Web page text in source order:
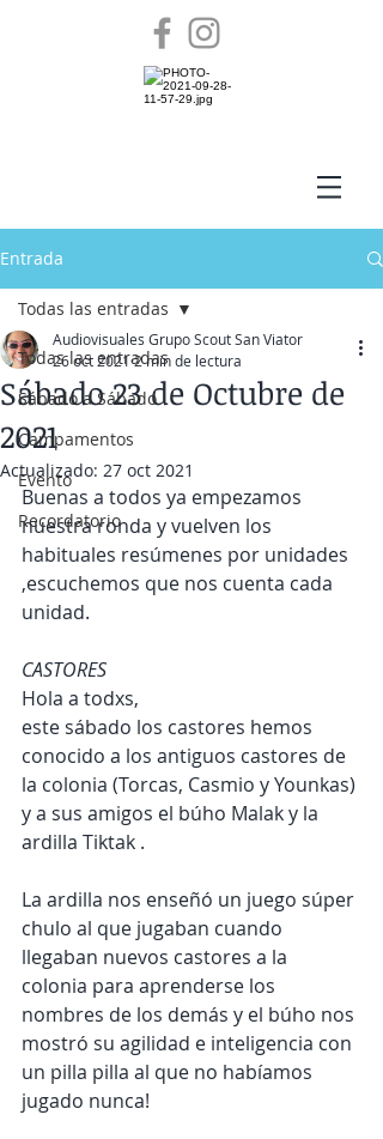
Entrada
Todas las entradas
Sábado a Sábado
Campamentos
Evento
Recordatorio
Todas las entradas
Sábado 23 de Octubre de
2021
Audiovisuales Grupo Scout San Viator
26 oct 20212 min de lectura
Actualizado: 27 oct 2021
Buenas a todos ya empezamos
nuestra ronda y vuelven los
habituales resúmenes por unidades
,escuchemos que nos cuenta cada
unidad.
CASTORES
Hola a todxs,
este sábado los castores hemos
conocido a los antiguos castores de
la colonia (Torcas, Casmio y Younkas)
y a sus amigos el búho Malak y la
ardilla Tiktak .
La ardilla nos enseñó un juego súper
chulo al que jugaban cuando
llegaban nuevos castores a la
colonia para aprenderse los
nombres de los demás y el búho nos
mostró su agilidad e inteligencia con
un pilla pilla al que no habíamos
jugado nunca!